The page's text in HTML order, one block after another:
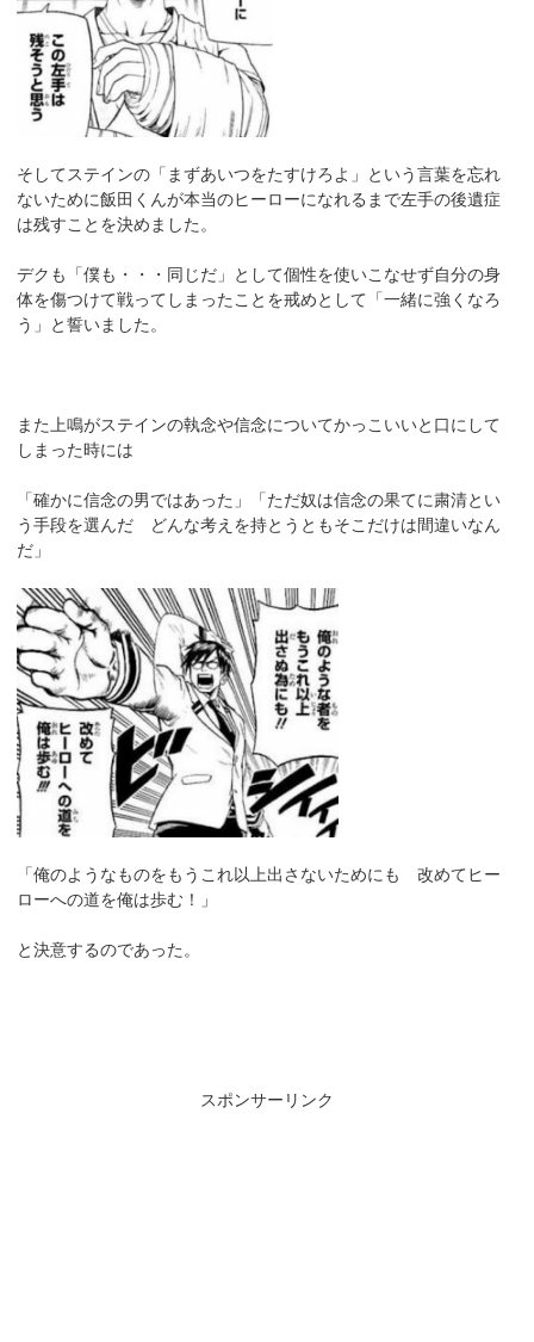
そしてステインの「まずあいつをたすけろよ」という言葉を忘れ
ないために飯田くんが本当のヒーローになれるまで左手の後遺症
は残すことを決めました。
デクも「僕も・・・同じだ」として個性を使いこなせず自分の身
体を傷つけて戦ってしまったことを戒めとして「一緒に強くなろ
う」と誓いました。
また上鳴がステインの執念や信念についてかっこいいと口にして
しまった時には
「確かに信念の男ではあった」「ただ奴は信念の果てに粛清とい
う手段を選んだ どんな考えを持とうともそこだけは間違いなん
だ」
「俺のようなものをもうこれ以上出さないためにも 改めてヒー
ローへの道を俺は歩む！」
と決意するのであった。
スポンサーリンク